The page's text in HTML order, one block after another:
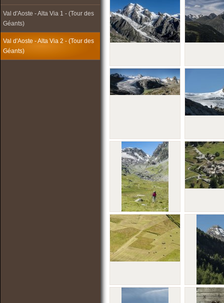
Val d'Aoste - Alta Via 1 - (Tour des
Géants)
Val d'Aoste - Alta Via 2 - (Tour des
Géants)